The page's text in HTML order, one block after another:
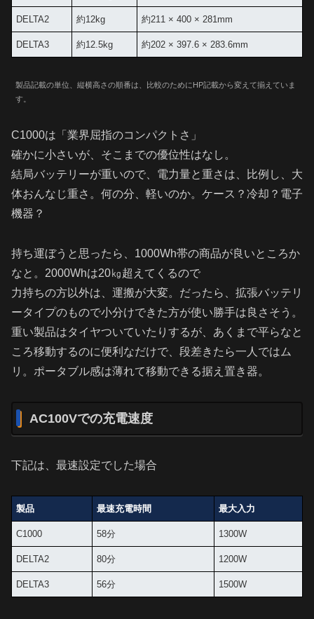
DELTA2 約12kg 約211 × 400 × 281mm
DELTA3 約12.5kg 約202 × 397.6 × 283.6mm
製品記載の単位、縦横高さの順番は、比較のためにHP記載から変えて揃えていま
す。
C1000は「業界屈指のコンパクトさ」
確かに小さいが、そこまでの優位性はなし。
結局バッテリーが重いので、電力量と重さは、比例し、大
体おんなじ重さ。何の分、軽いのか。ケース？冷却？電子
機器？
持ち運ぼうと思ったら、1000Wh帯の商品が良いところか
なと。2000Whは20㎏超えてくるので
力持ちの方以外は、運搬が大変。だったら、拡張バッテリ
ータイプのもので小分けできた方が使い勝手は良さそう。
重い製品はタイヤついていたりするが、あくまで平らなと
ころ移動するのに便利なだけで、段差きたら一人ではム
リ。ポータブル感は薄れて移動できる据え置き器。
AC100Vでの充電速度
下記は、最速設定でした場合
製品 最速充電時間 最大入力
C1000 58分 1300W
DELTA2 80分 1200W
DELTA3 56分 1500W